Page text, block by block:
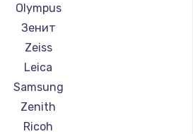
системной платы
1500 руб.
датчика
2500 руб.
Olympus
Зенит
Zeiss
Leica
Samsung
Zenith
Ricoh